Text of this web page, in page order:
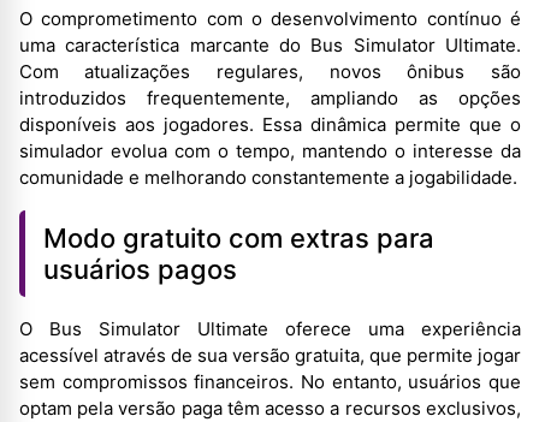
O comprometimento com o desenvolvimento contínuo é
uma característica marcante do Bus Simulator Ultimate.
Com atualizações regulares, novos ônibus são
introduzidos frequentemente, ampliando as opções
disponíveis aos jogadores. Essa dinâmica permite que o
simulador evolua com o tempo, mantendo o interesse da
comunidade e melhorando constantemente a jogabilidade.
Modo gratuito com extras para
usuários pagos
O Bus Simulator Ultimate oferece uma experiência
acessível através de sua versão gratuita, que permite jogar
sem compromissos financeiros. No entanto, usuários que
optam pela versão paga têm acesso a recursos exclusivos,